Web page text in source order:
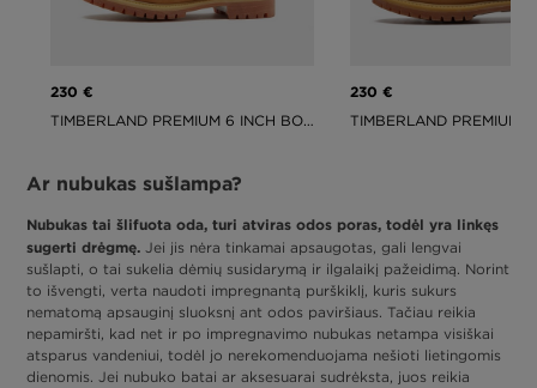
230 €
TIMBERLAND PREMIUM 6 INCH BOOT
230 €
Ar nubukas sušlampa?
Nubukas tai šlifuota oda, turi atviras odos poras, todėl yra linkęs
sugerti drėgmę. Jei jis nėra tinkamai apsaugotas, gali lengvai
sušlapti, o tai sukelia dėmių susidarymą ir ilgalaikį pažeidimą. Norint
to išvengti, verta naudoti impregnantą purškiklį, kuris sukurs
nematomą apsauginį sluoksnį ant odos paviršiaus. Tačiau reikia
nepamiršti, kad net ir po impregnavimo nubukas netampa visiškai
atsparus vandeniui, todėl jo nerekomenduojama nešioti lietingomis
dienomis. Jei nubuko batai ar aksesuarai sudrėksta, juos reikia